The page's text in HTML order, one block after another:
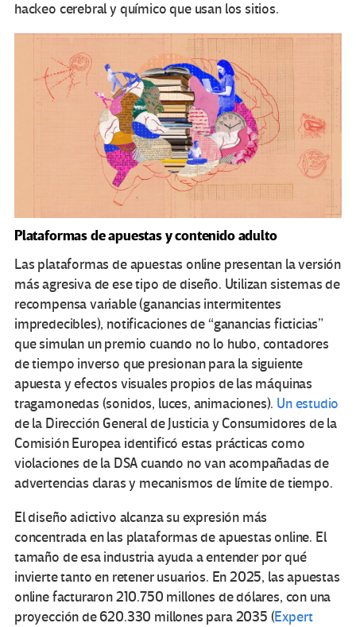
hackeo cerebral y químico que usan los sitios.
Plataformas de apuestas y contenido adulto
Las plataformas de apuestas online presentan la versión
más agresiva de ese tipo de diseño. Utilizan sistemas de
recompensa variable (ganancias intermitentes
impredecibles), notificaciones de “ganancias ficticias”
que simulan un premio cuando no lo hubo, contadores
de tiempo inverso que presionan para la siguiente
apuesta y efectos visuales propios de las máquinas
tragamonedas (sonidos, luces, animaciones). Un estudio
de la Dirección General de Justicia y Consumidores de la
Comisión Europea identificó estas prácticas como
violaciones de la DSA cuando no van acompañadas de
advertencias claras y mecanismos de límite de tiempo.
El diseño adictivo alcanza su expresión más
concentrada en las plataformas de apuestas online. El
tamaño de esa industria ayuda a entender por qué
invierte tanto en retener usuarios. En 2025, las apuestas
online facturaron 210.750 millones de dólares, con una
proyección de 620.330 millones para 2035 (Expert